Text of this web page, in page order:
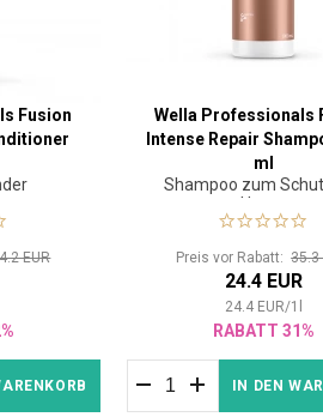
Fusion
EUR
Wella Professionals
Intense Repair
ml
Shampoo zum
Haare
Preis vor Rabatt:35.3
24.4 EUR
24.4 EUR/1
RABATT 31%
IN DEN